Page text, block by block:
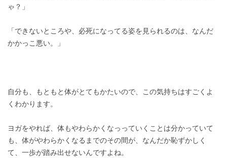
ゃ？」
「できないところや、必死になってる姿を見られるのは、なんだ
かかっこ悪い。」
自分も、もともと体がとてもかたいので、この気持ちはすごくよ
くわかります。
ヨガをやれば、体もやわらかくなっっていくことは分かっていて
も、体がやわらかくなるまでのその間が、なんだか恥ずかしく
て、一歩が踏み出せないんですよね。